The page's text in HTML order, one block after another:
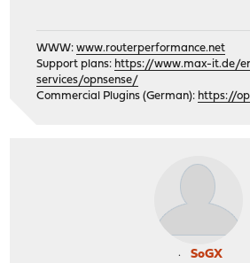
WWW:www.routerperformance.net
Support plans: https://www.max-it.de/
services/opnsense/
Commercial Plugins (German): https://
SoGX